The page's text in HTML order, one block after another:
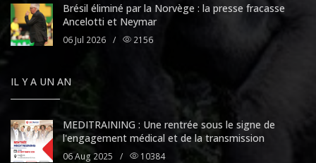
Brésil éliminé par la Norvège : la presse fracasse
Ancelotti et Neymar
06 Jul 2026 / 2156
IL Y A UN AN
MEDITRAINING : Une rentrée sous le signe de
l'engagement médical et de la transmission
06 Aug 2025 / 10384